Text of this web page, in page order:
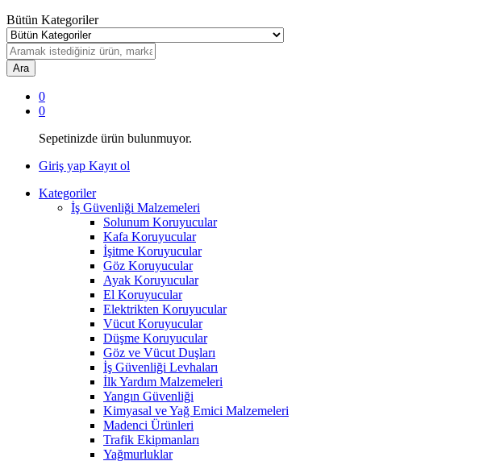
Bütün Kategoriler
Ara
0
0
Sepetinizde ürün bulunmuyor.
Giriş yap Kayıt ol
Kategoriler
İş Güvenliği Malzemeleri
Solunum Koruyucular
Kafa Koruyucular
İşitme Koruyucular
Göz Koruyucular
Ayak Koruyucular
El Koruyucular
Elektrikten Koruyucular
Vücut Koruyucular
Düşme Koruyucular
Göz ve Vücut Duşları
İş Güvenliği Levhaları
İlk Yardım Malzemeleri
Yangın Güvenliği
Kimyasal ve Yağ Emici Malzemeleri
Madenci Ürünleri
Trafik Ekipmanları
Yağmurluklar